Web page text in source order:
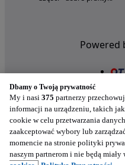
Powered
Dbamy o Twoją prywatność
My i nasi 375 partnerzy
informacji na urządzeniu, takich
cookie w celu przetwarzania
zaakceptować wybory lub
momencie na stronie polityki
naszym partnerom i nie będą miały